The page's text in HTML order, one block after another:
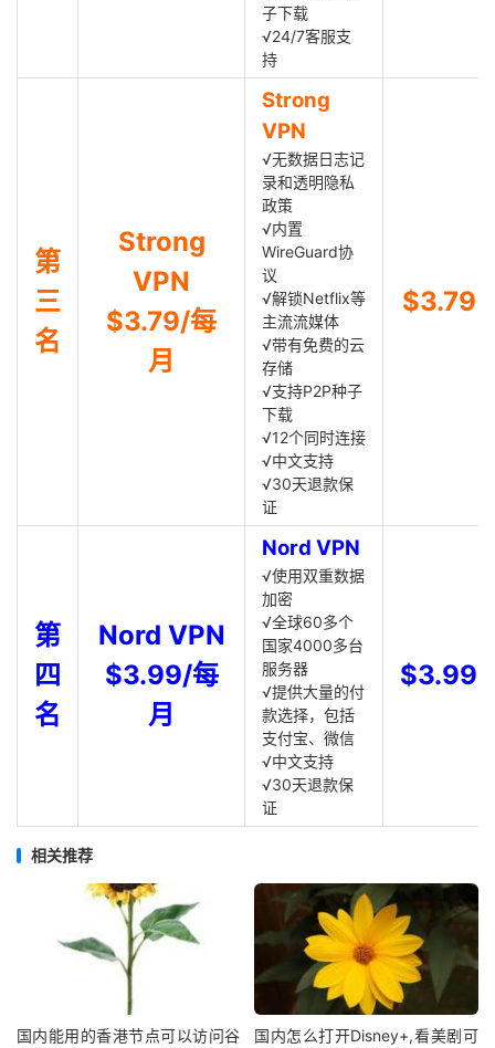
子下载
√24/7客服支
持
第
三
名
Strong
VPN
$3.79/每
月
Strong
VPN
√无数据日志记
录和透明隐私
政策
√内置
WireGuard协
议
√解锁Netflix等
主流流媒体
√带有免费的云
存储
√支持P2P种子
下载
√12个同时连接
√中文支持
√30天退款保
证
$3.79
第
四
名
Nord VPN
$3.99/每
月
Nord VPN
√使用双重数据
加密
√全球60多个
国家4000多台
服务器
√提供大量的付
款选择，包括
支付宝、微信
√中文支持
√30天退款保
证
$3.99
相关推荐
国内能用的香港节点可以访问谷
国内怎么打开Disney+,看美剧可